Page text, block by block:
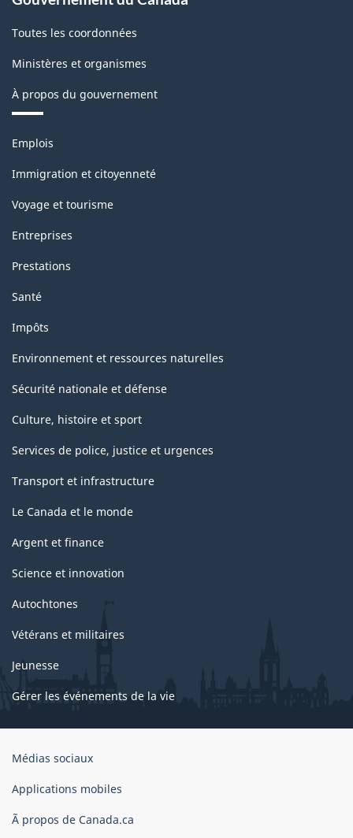
Toutes les coordonnées
Ministères et organismes
À propos du gouvernement
Thèmes
sujets
Emplois
Immigration et citoyenneté
Voyage et tourisme
Entreprises
Prestations
Santé
Impôts
Environnement et ressources naturelles
Sécurité nationale et défense
Culture, histoire et sport
Services de police, justice et urgences
Transport et infrastructure
Le Canada et le monde
Argent et finance
Science et innovation
Autochtones
Vétérans et militaires
Jeunesse
Gérer les événements de la vie
Organisation
gouvernement
Canada
Médias sociaux
Applications mobiles
Ã propos de Canada.ca